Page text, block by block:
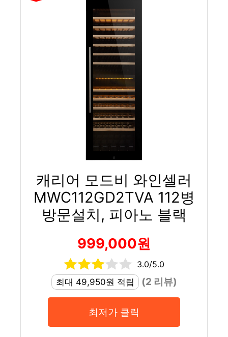
캐리어 모드비 와인셀러
MWC112GD2TVA 112병
방문설치, 피아노 블랙
999,000원
3.0/5.0
최대 49,950원 적립
(2 리뷰)
최저가 클릭